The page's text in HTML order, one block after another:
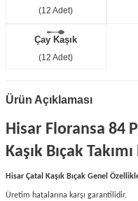
(12 Adet)
Çay Kaşık
(12 Adet)
Ürün Açıklaması
Hisar Floransa 84
Kaşık Bıçak
Hisar Çatal Kaşık Bıçak Genel
Üretim hatalarına karşı garantilidir.